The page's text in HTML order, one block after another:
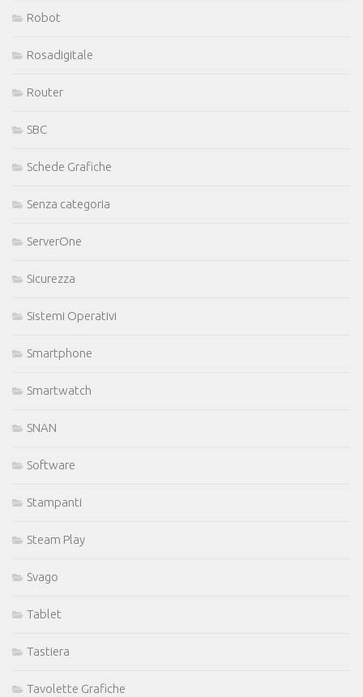
Robot
Rosadigitale
Router
SBC
Schede Grafiche
Senza categoria
ServerOne
Sicurezza
Sistemi Operativi
Smartphone
Smartwatch
SNAN
Software
Stampanti
Steam Play
Svago
Tablet
Tastiera
Tavolette Grafiche